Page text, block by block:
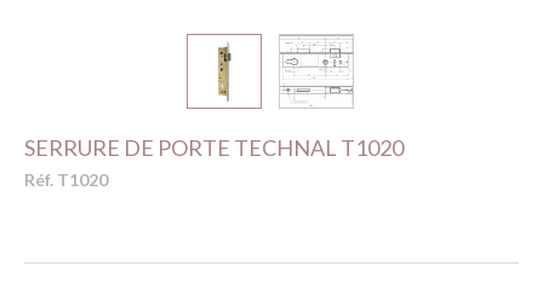
SERRURE DE PORTE TECHNAL T1020
Réf. T1020